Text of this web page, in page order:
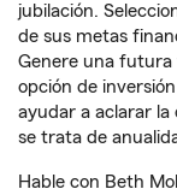
jubilación.
de sus metas
Genere una futura
opción de
ayudar a aclarar
se trata de
Hable con Beth